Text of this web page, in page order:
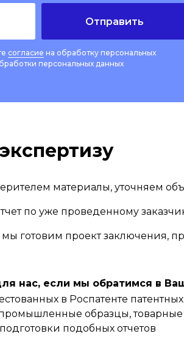
Отправить
согласие на обработку персональных
персональных данных
материалы, уточняем
по уже проведенному
мы готовим проект заключения,
нас, если мы обратимся в
в Роспатенте
образцы,
подобных отчетов